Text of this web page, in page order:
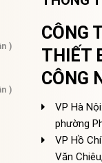
)
)
CÔNG
THIẾT
CÔNG
VP Hà
phường
VP Hồ
Văn